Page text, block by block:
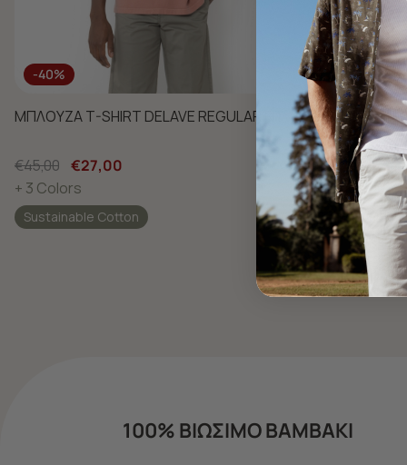
-40%
ΜΠΛΟΥΖΑ T-SHIRT DELAVE REGULAR FIT
€45,00 €27,00
+ 3 Colors
Sustainable Cotton
-40%
ΜΠΛΟΥΖΑ
FIT
€35,00
+ 16 Colors
Sustainable
100% ΒΙΩΣΙΜΟ ΒΑΜΒΑΚΙ